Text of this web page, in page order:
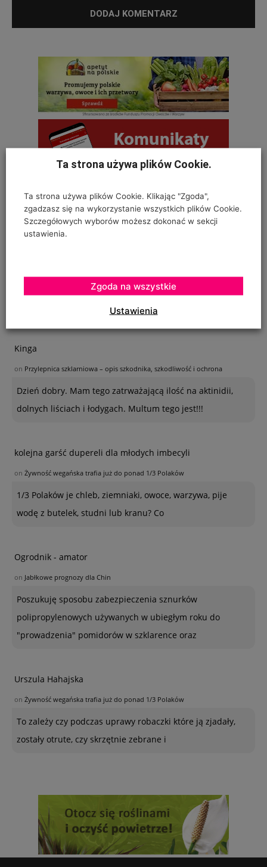
OSTATNIE KOMENTARZE
Na szczepionym wiązie zaczęły wyrastać dzikie pędy w
bardzo dużej ilości. Co z nimi należy
Kinga
on Przylepnica szklarniowa – opis szkodnika, szkodliwość i ochrona
Dzień dobry. Mam tego zatrważającą ilość na aktinidii,
dolnych liściach i łodygach. Multum tego jest!!!
kolejna garść dupereli dla młodych imbecyli
on Żywność wegańska trafia już do ponad 1/3 Polaków
1/3 Polaków je chleb, ziemniaki, owoce, warzywa, pije
wodę z butelek, studni lub kranu? Co
Ogrodnik - amator
on Jabłkowe prognozy dla Chin
Poszukuję sposobu zabezpieczenia sznurków
polipropylenowych używanych w ubiegłym roku do
"prowadzenia" pomidorów w szklarence oraz
Urszula Hahajska
on Żywność wegańska trafia już do ponad 1/3 Polaków
To zależy czy podczas uprawy robaczki które ją zjadały,
zostały otrute, czy skrzętnie zebrane i
Ta strona używa plików Cookie.
Ta strona używa plików Cookie. Klikając "Zgoda",
zgadzasz się na wykorzystanie wszystkich plików Cookie.
Szczegółowych wyborów możesz dokonać w sekcji
ustawienia.
Ustawienia
Zgoda na wszystkie